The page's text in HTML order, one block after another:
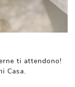
ti attendono!
Casa.